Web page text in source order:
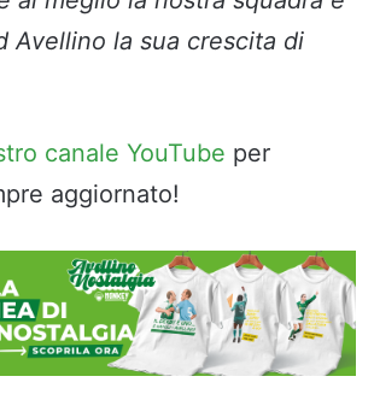
Avellino la sua crescita di
canale YouTube per
aggiornato!